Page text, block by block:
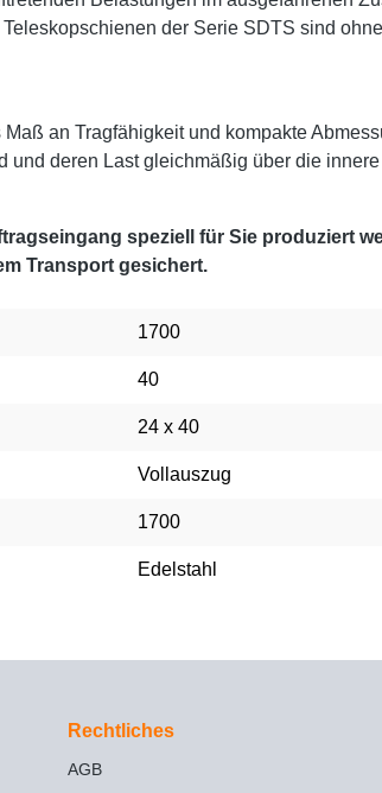
der Serie SDTS sind
an Tragfähigkeit und kompakte
und deren Last gleichmäßig über die
speziell für Sie produziert
Transport gesichert.
1700
40
24 x 40
Vollauszug
1700
Edelstahl
Rechtliches
AGB